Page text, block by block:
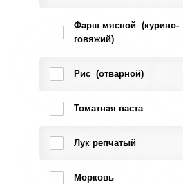
Фарш мясной (курино-
говяжий)
Рис (отварной)
Томатная паста
Лук репчатый
Морковь